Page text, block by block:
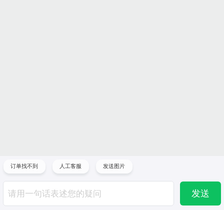
订单找不到 人工客服 发送图片
发送